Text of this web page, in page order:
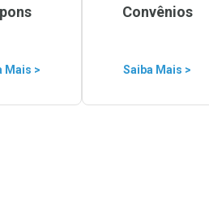
Mais >
Convênios
Saiba Mais >